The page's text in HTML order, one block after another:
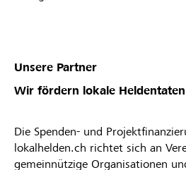
Unsere Partner
Wir fördern lokale Heldentaten
Die Spenden- und
lokalhelden.ch richtet sich an
gemeinnützige Organisationen